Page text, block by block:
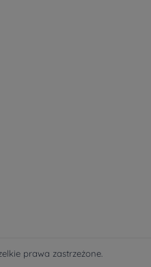
prawa zastrzeżone.